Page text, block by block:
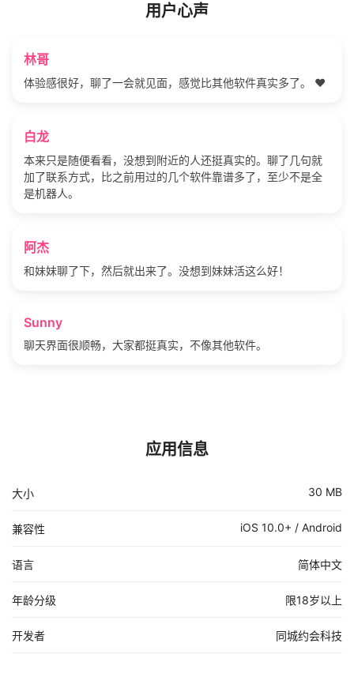
用户心声
林哥
体验感很好，聊了一会就见面，感觉比其他软件真实多了。 ❤️
白龙
本来只是随便看看，没想到附近的人还挺真实的。聊了几句就
加了联系方式，比之前用过的几个软件靠谱多了，至少不是全
是机器人。
阿杰
和妹妹聊了下，然后就出来了。没想到妹妹活这么好！
Sunny
聊天界面很顺畅，大家都挺真实，不像其他软件。
应用信息
大小 30 MB
兼容性 iOS 10.0+ / Android
语言 简体中文
年龄分级 限18岁以上
开发者 同城约会科技